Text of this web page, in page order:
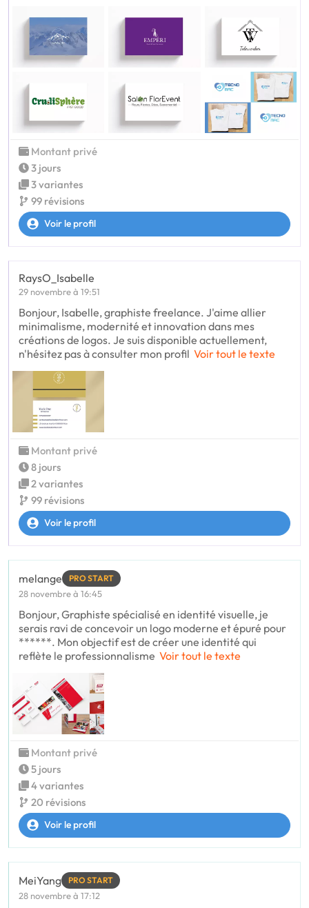
Montant privé
3 jours
3 variantes
99 révisions
Voir le profil
RaysO_Isabelle
29 novembre à 19:51
Bonjour, Isabelle, graphiste freelance. J'aime allier
minimalisme, modernité et innovation dans mes
créations de logos. Je suis disponible actuellement,
n'hésitez pas à consulter mon profil Voir tout le texte
Montant privé
8 jours
2 variantes
99 révisions
Voir le profil
melange PRO START
28 novembre à 16:45
Bonjour, Graphiste spécialisé en identité visuelle, je
serais ravi de concevoir un logo moderne et épuré pour
******. Mon objectif est de créer une identité qui
reflète le professionnalisme Voir tout le texte
Montant privé
5 jours
4 variantes
20 révisions
Voir le profil
MeiYang PRO START
28 novembre à 17:12